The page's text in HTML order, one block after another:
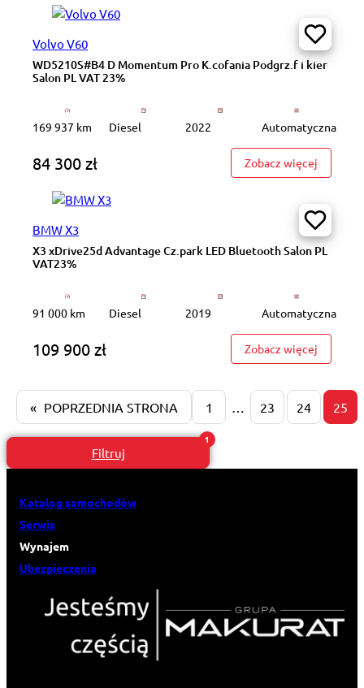
Volvo V60
WD5210S#B4 D Momentum Pro K.cofania Podgrz.f i kier
Salon PL VAT 23%
169 937 km Diesel 2022 Automatyczna
84 300 zł Zobacz więcej
BMW X3
X3 xDrive25d Advantage Cz.park LED Bluetooth Salon PL
VAT23%
91 000 km Diesel 2019 Automatyczna
109 900 zł Zobacz więcej
« POPRZEDNIA STRONA 1 23 24 25
Filtruj
Katalog samochodów
Serwis
Wynajem
Ubezpieczenia